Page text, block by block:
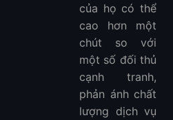
của họ có thể
cao hơn một
chút so với
một số đối thủ
cạnh tranh,
phản ánh chất
lượng dịch vụ